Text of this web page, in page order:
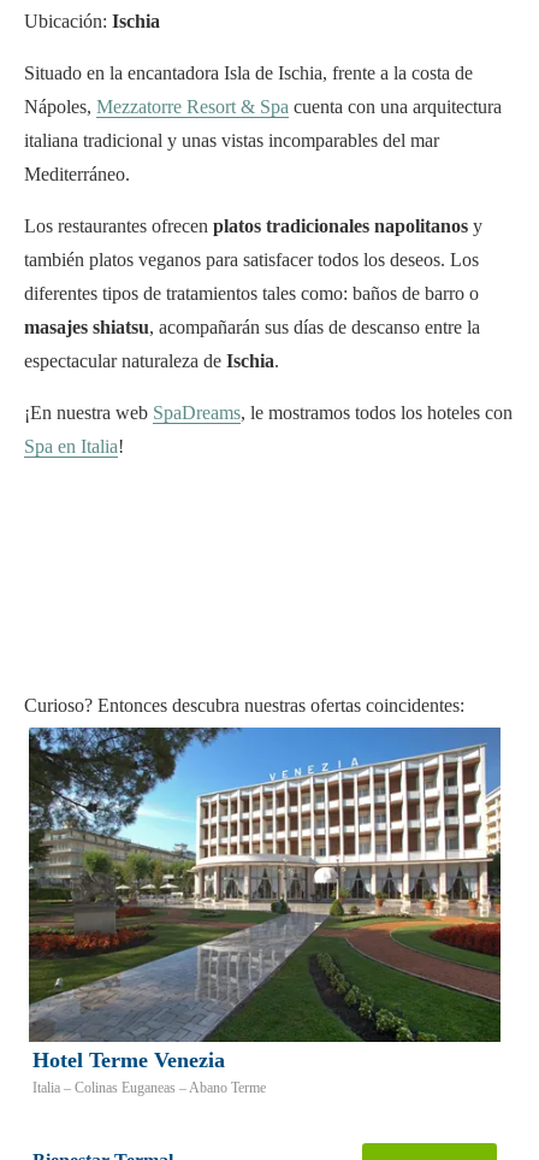
Ubicación: Ischia
Situado en la encantadora Isla de Ischia, frente a la costa de
Nápoles, Mezzatorre Resort & Spa cuenta con una arquitectura
italiana tradicional y unas vistas incomparables del mar
Mediterráneo.
Los restaurantes ofrecen platos tradicionales napolitanos y
también platos veganos para satisfacer todos los deseos. Los
diferentes tipos de tratamientos tales como: baños de barro o
masajes shiatsu, acompañarán sus días de descanso entre la
espectacular naturaleza de Ischia.
¡En nuestra web SpaDreams, le mostramos todos los hoteles con
Spa en Italia!
Curioso? Entonces descubra nuestras ofertas coincidentes:
Hotel Terme Venezia
Italia – Colinas Euganeas – Abano Terme